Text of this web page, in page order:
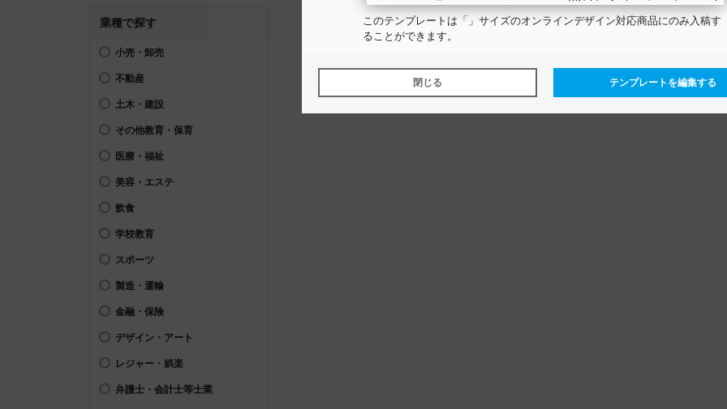
業種で探す
小売・卸売
不動産
土木・建設
その他教育・保育
医療・福祉
美容・エステ
飲食
学校教育
スポーツ
製造・運輸
金融・保険
デザイン・アート
レジャー・娯楽
弁護士・会計士等士業
このテンプレート は「」サイズのオンラインデザイン対応商品にのみ入稿す
ることができます。
閉じる テンプレートを編集する